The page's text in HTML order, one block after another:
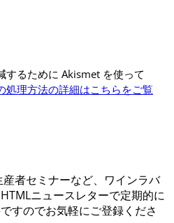
するために Akismet を使って
処理方法の詳細はこちらをご覧
者セミナーなど、ワインラバ
ニュースレターで定期的に
すのでお気軽にご登録くださ